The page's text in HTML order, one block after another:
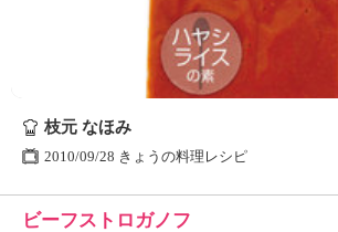
枝元 なほみ
2010/09/28 きょうの料理レシピ
ビーフストロガノフ